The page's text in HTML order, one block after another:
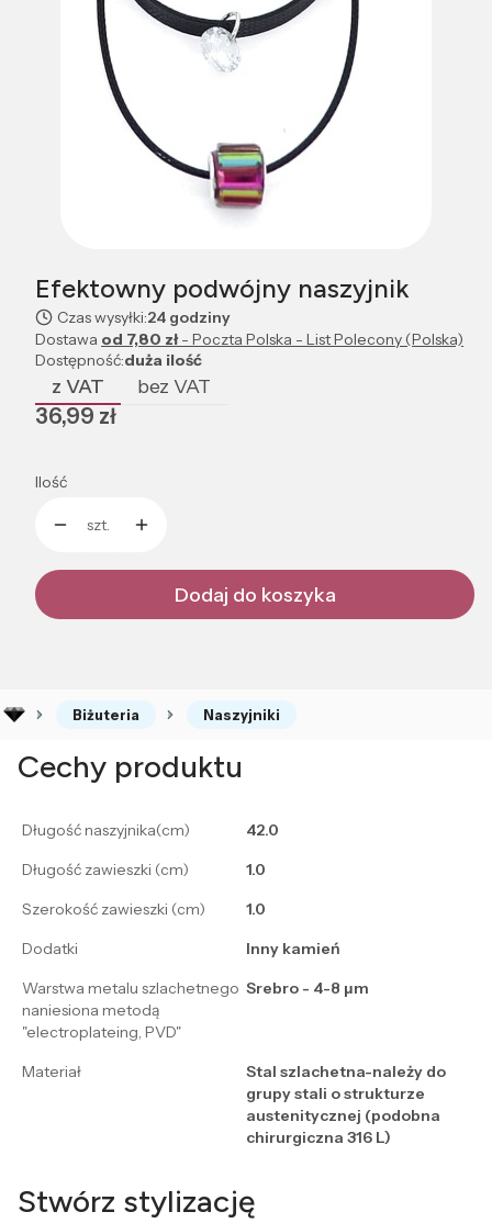
Efektowny podwójny naszyjnik
Czas wysyłki:24 godziny
Dostawa od 7,80 zł- Poczta Polska - List Polecony (Polska)
Dostępność:duża ilość
z VAT bez VAT
Cena
36,99 zł
Ilość
szt.
Dodaj do koszyka
Biżuteria Naszyjniki
Cechy produktu
Długość naszyjnika(cm)
42.0
Długość zawieszki (cm)
1.0
Szerokość zawieszki (cm)
1.0
Dodatki
Inny kamień
Warstwa metalu szlachetnego
naniesiona metodą
"electroplateing, PVD"
Srebro - 4-8 μm
Materiał
Stal szlachetna-należy do
grupy stali o strukturze
austenitycznej (podobna
chirurgiczna 316 L)
Stwórz stylizację